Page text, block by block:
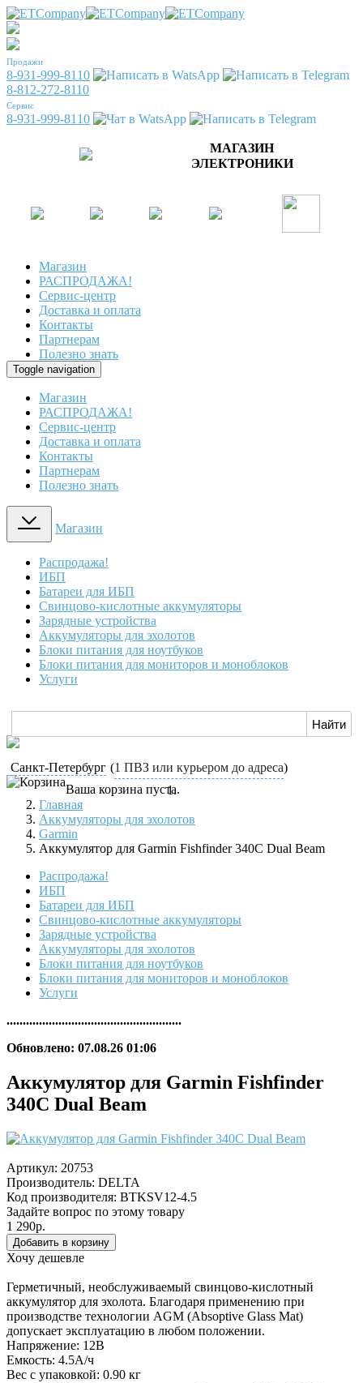
Продажи
8-931-999-8110
8-812-272-8110
Сервис
8-931-999-8110
МАГАЗИН
ЭЛЕКТРОНИКИ
Магазин
РАСПРОДАЖА!
Сервис-центр
Доставка и оплата
Контакты
Партнерам
Полезно знать
Toggle navigation
Магазин
РАСПРОДАЖА!
Сервис-центр
Доставка и оплата
Контакты
Партнерам
Полезно знать
Магазин
Распродажа!
ИБП
Батареи для ИБП
Свинцово-кислотные аккумуляторы
Зарядные устройства
Аккумуляторы для эхолотов
Блоки питания для ноутбуков
Блоки питания для мониторов и моноблоков
Услуги
Санкт-Петербург (1 ПВЗ или курьером до адреса)
Ваша корзина пуста.
Главная
Аккумуляторы для эхолотов
Garmin
Аккумулятор для Garmin Fishfinder 340C Dual Beam
Распродажа!
ИБП
Батареи для ИБП
Свинцово-кислотные аккумуляторы
Зарядные устройства
Аккумуляторы для эхолотов
Блоки питания для ноутбуков
Блоки питания для мониторов и моноблоков
Услуги
......................................................
Обновлено: 07.08.26 01:06
Аккумулятор для Garmin Fishfinder
340C Dual Beam
Артикул: 20753
Производитель: DELTA
Код производителя: BTKSV12-4.5
Задайте вопрос по этому товару
1 290р.
Хочу дешевле
Герметичный, необслуживаемый свинцово-кислотный
аккумулятор для эхолота. Благодаря применению при
производстве технологии AGM (Absoptive Glass Mat)
допускает эксплуатацию в любом положении.
Напряжение: 12В
Емкость: 4.5А/ч
Вес с упаковкой: 0.90 кг